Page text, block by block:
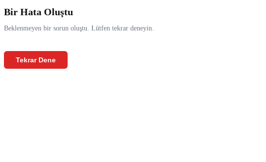
Bir Hata Oluştu
Beklenmeyen bir sorun oluştu. Lütfen tekrar deneyin.
Tekrar Dene